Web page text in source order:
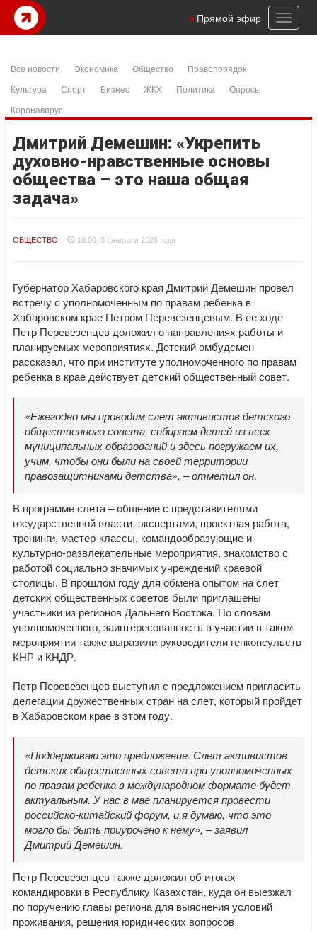
Toggle
Прямой эфир
Все новости Экономика Общество
Правопорядок
Культура
Спорт Бизнес ЖКХ Политика
Опросы
Коронавирус
Дмитрий Демешин: «Укрепить
духовно-нравственные основы
общества – это наша общая
задача»
ОБЩЕСТВО 18:00, 3 февраля 2025 года
Губернатор Хабаровского края Дмитрий Демешин провел
встречу с уполномоченным по правам ребенка в
Хабаровском крае Петром Перевезенцевым. В ее ходе
Петр Перевезенцев доложил о направлениях работы и
планируемых мероприятиях. Детский омбудсмен
рассказал, что при институте уполномоченного по правам
ребенка в крае действует детский общественный совет.
«Ежегодно мы проводим слет активистов детского
общественного совета, собираем детей из всех
муниципальных образований и здесь погружаем их,
учим, чтобы они были на своей территории
правозащитниками детства», – отметил он.
В программе слета – общение с представителями
государственной власти, экспертами, проектная работа,
тренинги, мастер-классы, командообразующие и
культурно-развлекательные мероприятия, знакомство с
работой социально значимых учреждений краевой
столицы. В прошлом году для обмена опытом на слет
детских общественных советов были приглашены
участники из регионов Дальнего Востока. По словам
уполномоченного, заинтересованность в участии в таком
мероприятии также выразили руководители генконсульств
КНР и КНДР.
Петр Перевезенцев выступил с предложением пригласить
делегации дружественных стран на слет, который пройдет
в Хабаровском крае в этом году.
«Поддерживаю это предложение. Слет активистов
детских общественных совета при уполномоченных
по правам ребенка в международном формате будет
актуальным. У нас в мае планируется провести
российско-китайский форум, и я думаю, что это
могло бы быть приурочено к нему», – заявил
Дмитрий Демешин.
Петр Перевезенцев также доложил об итогах
командировки в Республику Казахстан, куда он выезжал
по поручению главы региона для выяснения условий
проживания, решения юридических вопросов